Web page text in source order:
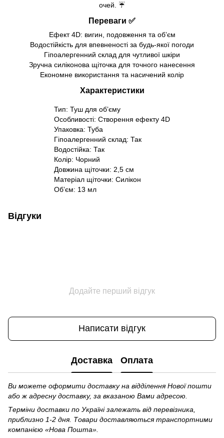
очей. ☔
Переваги ✅
Ефект 4D: вигин, подовження та обʼєм
Водостійкість для впевненості за будь-якої погоди
Гіпоалергенний склад для чутливої шкіри
Зручна силіконова щіточка для точного нанесення
Економне використання та насичений колір
Характеристики
Тип: Туш для обʼєму
Особливості: Створення ефекту 4D
Упаковка: Туба
Гіпоалергенний склад: Так
Водостійка: Так
Колір: Чорний
Довжина щіточки: 2,5 см
Матеріал щіточки: Силікон
Обʼєм: 13 мл
Відгуки
Додайте перший відгук
Написати відгук
Доставка Оплата
Ви можете оформити доставку на відділення Нової пошти
або ж адресну доставку, за вказаною Вами адресою.
Терміни доставки по Україні залежать від перевізника,
приблизно 1-2 дня. Товари доставляються транспортними
компанією «Нова Пошта».